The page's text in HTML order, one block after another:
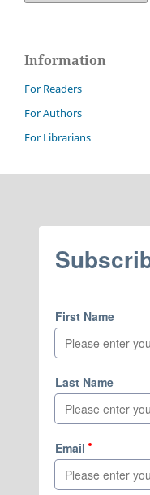
Information
For Readers
For Authors
For Librarians